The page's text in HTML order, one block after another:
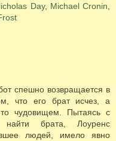
Day, Michael Cronin
спешно возвращается в
что его брат исчез, а
то чудовищем. Пытаясь с
брата, Лоуренс
людей, имело явно